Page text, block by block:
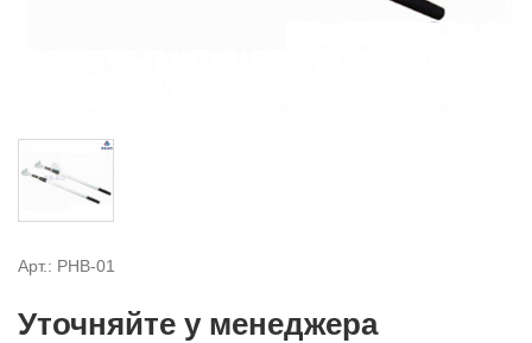
Арт.: PHB-01
Уточняйте у менеджера